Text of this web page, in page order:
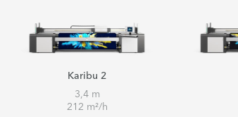
Karibu 2
3,4 m
212 m²/h